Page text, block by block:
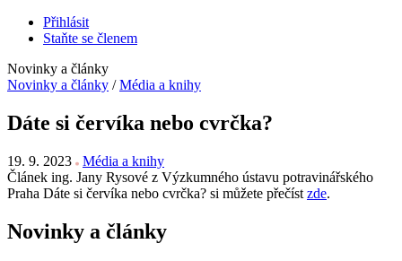
Přihlásit
Staňte se členem
Novinky a články
Novinky a články / Média a knihy
Dáte si červíka nebo cvrčka?
19. 9. 2023
Média a knihy
Článek ing. Jany Rysové z Výzkumného ústavu potravinářského
Praha Dáte si červíka nebo cvrčka? si můžete přečíst zde.
Novinky a články